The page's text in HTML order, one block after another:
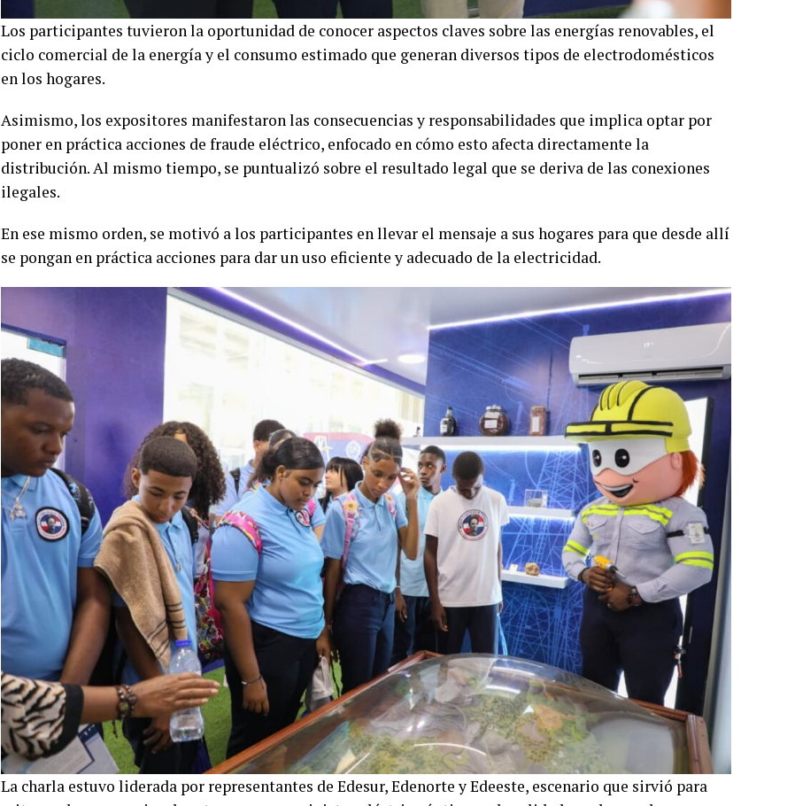
Los participantes tuvieron la oportunidad de conocer aspectos claves sobre las energías renovables, el
ciclo comercial de la energía y el consumo estimado que generan diversos tipos de electrodomésticos
en los hogares.
Asimismo, los expositores manifestaron las consecuencias y responsabilidades que implica optar por
poner en práctica acciones de fraude eléctrico, enfocado en cómo esto afecta directamente la
distribución. Al mismo tiempo, se puntualizó sobre el resultado legal que se deriva de las conexiones
ilegales.
En ese mismo orden, se motivó a los participantes en llevar el mensaje a sus hogares para que desde allí
se pongan en práctica acciones para dar un uso eficiente y adecuado de la electricidad.
La charla estuvo liderada por representantes de Edesur, Edenorte y Edeeste, escenario que sirvió para